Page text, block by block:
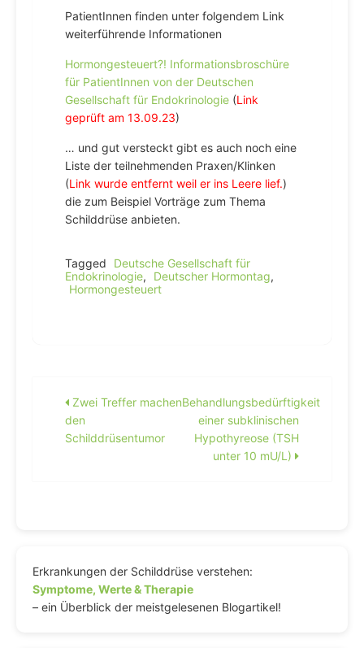
PatientInnen finden unter folgendem Link
weiterführende Informationen
Hormongesteuert?! Informationsbroschüre
für PatientInnen von der Deutschen
Gesellschaft für Endokrinologie (Link
geprüft am 13.09.23)
… und gut versteckt gibt es auch noch eine
Liste der teilnehmenden Praxen/Klinken
(Link wurde entfernt weil er ins Leere lief.)
die zum Beispiel Vorträge zum Thema
Schilddrüse anbieten.
Tagged
Deutsche Gesellschaft für
Endokrinologie, Deutscher Hormontag,
Hormongesteuert
Beitragsnavigation
Zwei Treffer machen
den
Schilddrüsentumor
Behandlungsbedürftigkeit
einer subklinischen
Hypothyreose (TSH
unter 10 mU/L)
Erkrankungen der Schilddrüse verstehen:
Symptome, Werte & Therapie
– ein Überblick der meistgelesenen Blogartikel!